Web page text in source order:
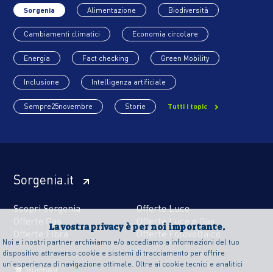
La vostra privacy è per noi importante.
Noi e i nostri partner archiviamo e/o accediamo a informazioni del tuo
dispositivo attraverso cookie e sistemi di tracciamento per offrire
un’esperienza di navigazione ottimale. Oltre ai cookie tecnici e analitici
Sorgenia Alimentazione Biodiversità
Cambiamenti climatici Economia circolare
Energia Fact checking Green Mobility
Inclusione Intelligenza artificiale
Sempre25novembre Storie Tutti i topic
Sorgenia.it
Scopri Sorgenia
Offerte Luce
Offerte Gas
Offerte Luce e Gas
Offerte Fibra
Offerte Fotovoltaico